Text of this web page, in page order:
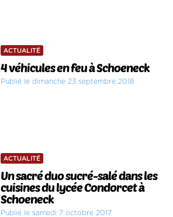
ACTUALITÉ
4 véhicules en feu à Schoeneck
Publié le dimanche 23 septembre 2018
ACTUALITÉ
Un sacré duo sucré-salé dans les
cuisines du lycée Condorcet à
Schoeneck
Publié le samedi 7 octobre 2017